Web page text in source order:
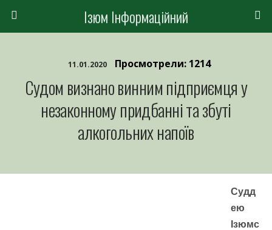
Ізюм Інформаційний
11.01.2020 Просмотрели: 1214
Судом визнано винним підприємця у
незаконному придбанні та збуті
алкогольних напоїв
Судд
ею
Ізюмс